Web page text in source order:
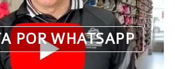
POR WHATSAPP